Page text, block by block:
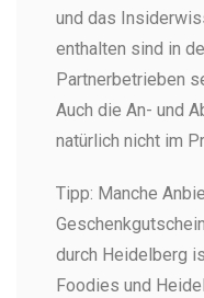
und das
enthalten sind in
Partnerbetrieben
Auch die An- und
natürlich nicht im
Tipp: Manche
durch Heidelberg
Foodies und